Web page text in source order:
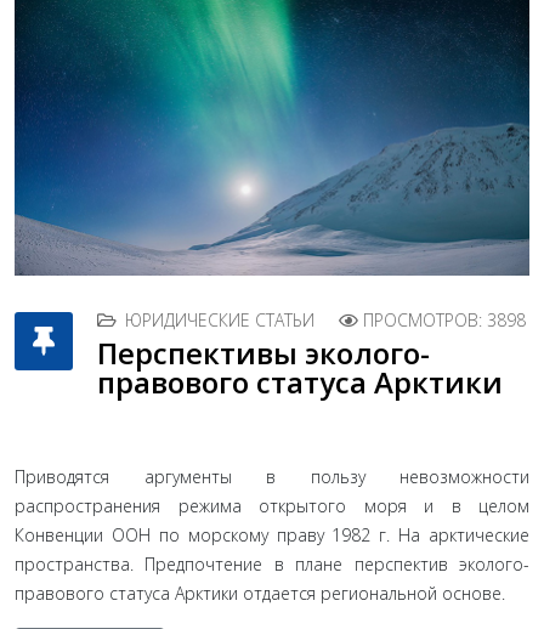
ЮРИДИЧЕСКИЕ СТАТЬИ ПРОСМОТРОВ: 3898
Перспективы эколого-
правового статуса Арктики
Приводятся аргументы в пользу невозможности
распространения режима открытого моря и в целом
Конвенции ООН по морскому праву 1982 г. На арктические
пространства. Предпочтение в плане перспектив эколого-
правового статуса Арктики отдается региональной основе.